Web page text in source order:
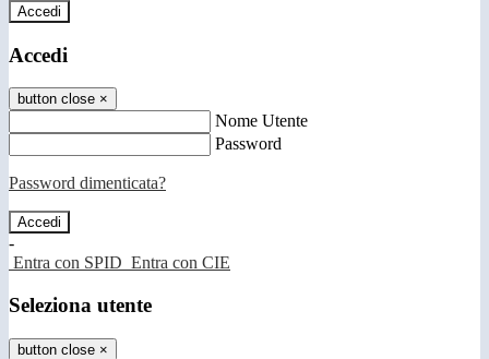
Accedi
Accedi
button close ×
Nome Utente
Password
Password dimenticata?
-
Entra con SPID Entra con CIE
Seleziona utente
button close ×